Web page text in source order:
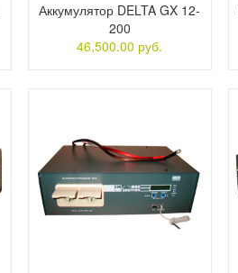
Аккумулятор DELTA GX 12-
200
46,500.00 руб.